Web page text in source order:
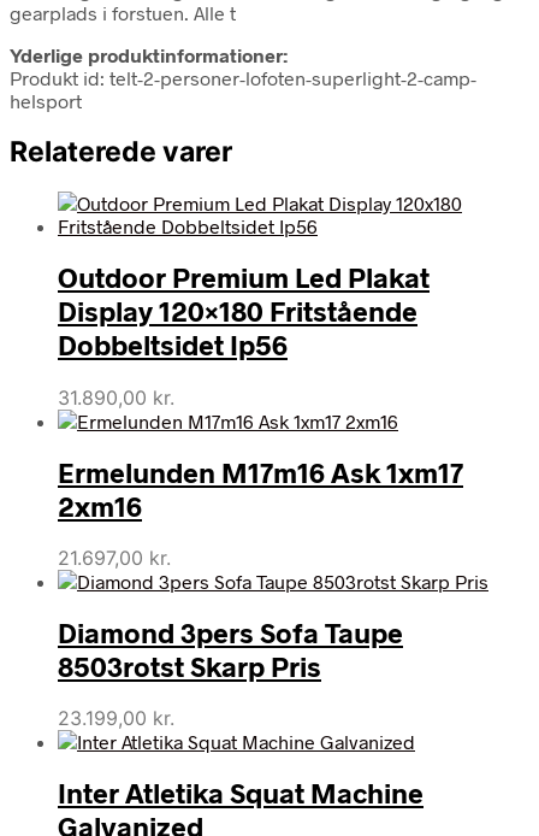
gearplads i forstuen. Alle t
Yderlige produktinformationer:
Produkt id: telt-2-personer-lofoten-superlight-2-camp-
helsport
Relaterede varer
Outdoor Premium Led Plakat
Display 120×180 Fritstående
Dobbeltsidet Ip56
31.890,00 kr.
Ermelunden M17m16 Ask 1xm17
2xm16
21.697,00 kr.
Diamond 3pers Sofa Taupe
8503rotst Skarp Pris
23.199,00 kr.
Inter Atletika Squat Machine
Galvanized